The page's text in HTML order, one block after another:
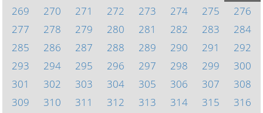
269
270 271 272 273 274 275
276
277
278 279 280 281 282 283
284
285
286 287 288 289 290 291
292
293
294 295 296 297 298 299
300
301
302 303 304 305 306 307
308
309
310 311 312 313 314 315
316